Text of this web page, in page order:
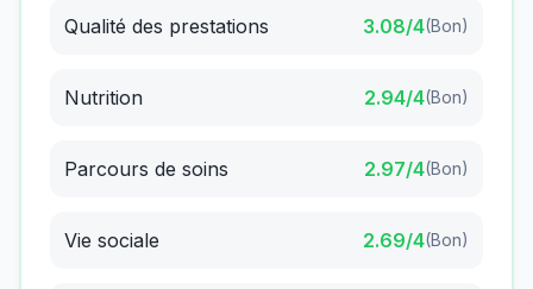
Qualité des prestations 3.08/4(Bon)
Nutrition 2.94/4(Bon)
Parcours de soins 2.97/4(Bon)
Vie sociale 2.69/4(Bon)